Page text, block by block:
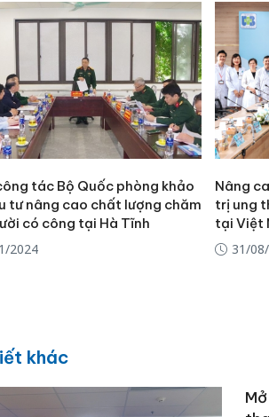
tác Bộ Quốc phòng khảo
tư nâng cao chất lượng chăm
có công tại Hà Tĩnh
2024
Nâng
trị ung
tại Việt
31/
khác